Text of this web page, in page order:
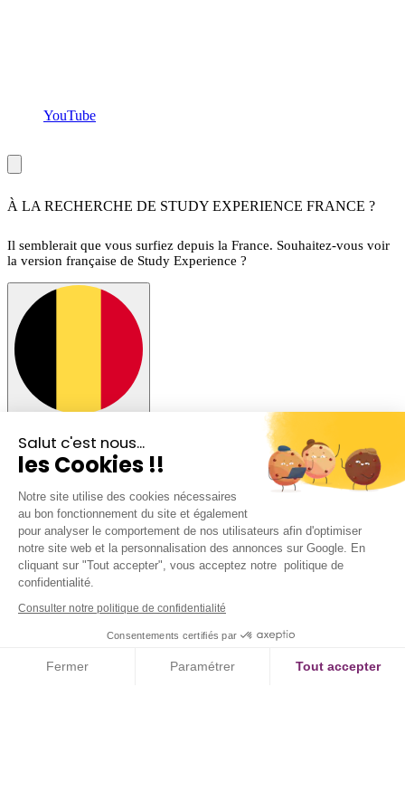
Salut c'est nous...
les Cookies !!
Notre site utilise des cookies nécessaires
au bon fonctionnement du site et également
pour analyser le comportement de nos utilisateurs afin d'optimiser
notre site web et la personnalisation des annonces sur Google. En
cliquant sur "Tout accepter", vous acceptez notre politique de
confidentialité.
Consulter notre politique de confidentialité
Consentements certifiés par
Fermer Paramétrer Tout accepter
YouTube
À LA RECHERCHE DE STUDY EXPERIENCE FRANCE ?
Il semblerait que vous surfiez depuis la France. Souhaitez-vous voir
la version française de Study Experience ?